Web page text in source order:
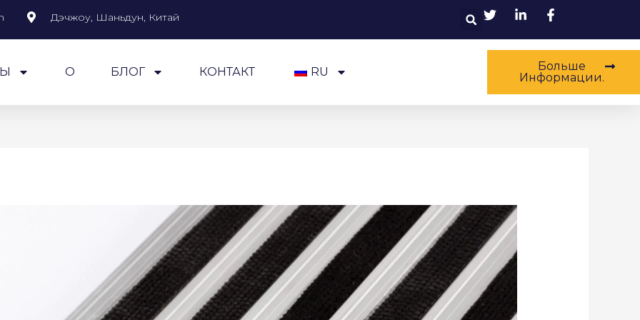
Дэчжоу, Шаньдун, Китай Поиск
О БЛОГ КОНТАКТ RU
Больше
Информации.